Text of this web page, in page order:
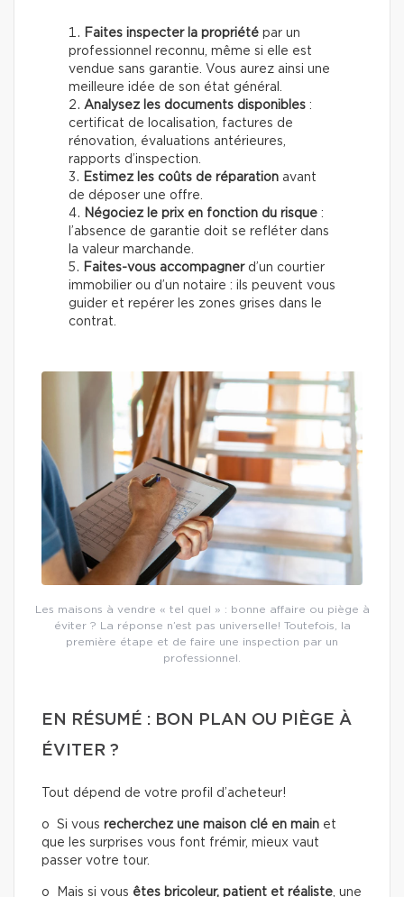
Faites inspecter la propriété par un
professionnel reconnu, même si elle est
vendue sans garantie. Vous aurez ainsi une
meilleure idée de son état général.
Analysez les documents disponibles :
certificat de localisation, factures de
rénovation, évaluations antérieures,
rapports d’inspection.
Estimez les coûts de réparation avant
de déposer une offre.
Négociez le prix en fonction du risque :
l’absence de garantie doit se refléter dans
la valeur marchande.
Faites-vous accompagnerd’un courtier
immobilier ou d’un notaire : ils peuvent vous
guider et repérer les zones grises dans le
contrat.
Les maisons à vendre « tel quel » : bonne affaire ou piège à
éviter ? La réponse n’est pas universelle! Toutefois, la
première étape et de faire une inspection par un
professionnel.
EN RÉSUMÉ : BON PLAN OU PIÈGE À
ÉVITER ?
Tout dépend de votre profil d’acheteur!
o Si vous recherchez une maison clé en main et
que les surprises vous font frémir, mieux vaut
passer votre tour.
o Mais si vous êtes bricoleur, patient et réaliste, une